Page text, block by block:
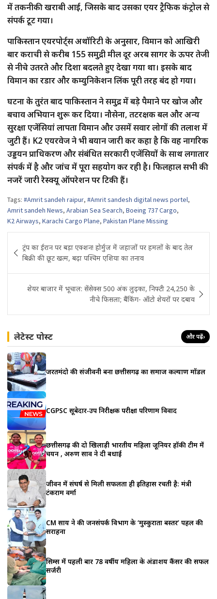
में तकनीकी खराबी आई, जिसके बाद उसका एयर ट्रैफिक कंट्रोल से
संपर्क टूट गया।
पाकिस्तान एयरपोर्ट्स अथॉरिटी के अनुसार, विमान को आखिरी
बार कराची से करीब 155 समुद्री मील दूर अरब सागर के ऊपर तेजी
से नीचे उतरते और दिशा बदलते हुए देखा गया था। इसके बाद
विमान का रडार और कम्युनिकेशन लिंक पूरी तरह बंद हो गया।
घटना के तुरंत बाद पाकिस्तान ने समुद्र में बड़े पैमाने पर खोज और
बचाव अभियान शुरू कर दिया। नौसेना, तटरक्षक बल और अन्य
सुरक्षा एजेंसियां लापता विमान और उसमें सवार लोगों की तलाश में
जुटी हैं। K2 एयरवेज ने भी बयान जारी कर कहा है कि वह नागरिक
उड्डयन प्राधिकरण और संबंधित सरकारी एजेंसियों के साथ लगातार
संपर्क में है और जांच में पूरा सहयोग कर रही है। फिलहाल सभी की
नजरें जारी रेस्क्यू ऑपरेशन पर टिकी हैं।
Tags: #Amrit sandeh raipur, #Amrit sandesh digital news portel,
Amrit sandeh News, Arabian Sea Search, Boeing 737 Cargo,
K2 Airways, Karachi Cargo Plane, Pakistan Plane Missing
navigation
ट्रंप का ईरान पर बड़ा एक्शन! होर्मुज में जहाजों पर हमलों के बाद तेल
बिक्री की छूट खत्म, बढ़ा पश्चिम एशिया का तनाव
शेयर बाजार में भूचाल: सेंसेक्स 500 अंक लुढ़का, निफ्टी 24,250 के
नीचे फिसला; बैंकिंग- ऑटो शेयरों पर दबाव
लेटेस्ट पोस्ट और पढ़ें›
जरूरतमंदो की संजीवनी बना छत्तीसगढ़ का समाज कल्याण मॉडल
CGPSC सूबेदार-उप निरीक्षक परीक्षा परिणाम विवाद
छत्तीसगढ़ की दो खिलाड़ी भारतीय महिला जूनियर हॉकी टीम में
चयन , अरुण साव ने दी बधाई
जीवन में संघर्ष से मिली सफलता ही इतिहास रचती है: मंत्री
टंकराम वर्मा
CM साय ने की जनसंपर्क विभाग के ‘मुस्कुराता बस्तर’ पहल की
सराहना
सिम्स में पहली बार 78 वर्षीय महिला के अंडाशय कैंसर की सफल
सर्जरी